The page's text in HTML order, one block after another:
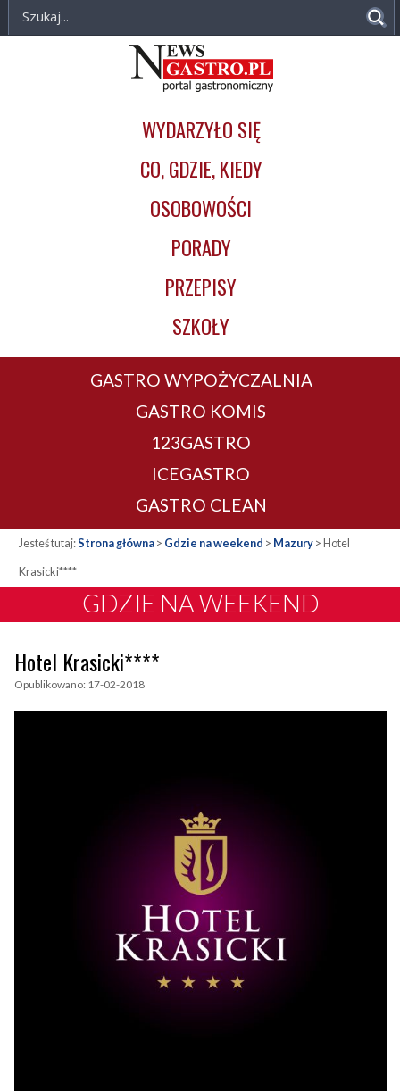
Przejdź do treści
NewsGastro.pl
gastronomiczny
WYDARZYŁO SIĘ
CO, GDZIE, KIEDY
OSOBOWOŚCI
PORADY
PRZEPISY
SZKOŁY
GASTRO WYPOŻYCZALNIA
GASTRO KOMIS
123GASTRO
ICEGASTRO
GASTRO CLEAN
Jesteś tutaj:Strona główna> Gdzie na weekend > Mazury> Hotel
Krasicki****
GDZIE NA WEEKEND
Hotel Krasicki****
Opublikowano: 17-02-2018